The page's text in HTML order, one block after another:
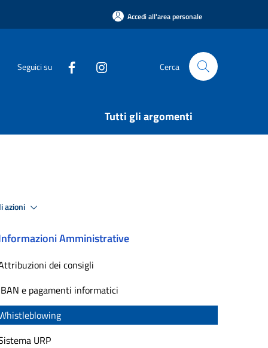
Accedi all'area personale
Seguici su Cerca
Tutti gli argomenti
azioni
Amministrative
dei consigli
e pagamenti informatici
URP